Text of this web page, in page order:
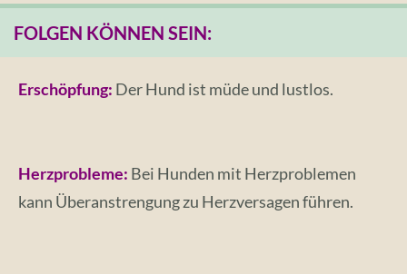
FOLGEN KÖNNEN SEIN:
Erschöpfung: Der Hund ist müde und lustlos.
Herzprobleme: Bei Hunden mit Herzproblemen
kann Überanstrengung zu Herzversagen führen.